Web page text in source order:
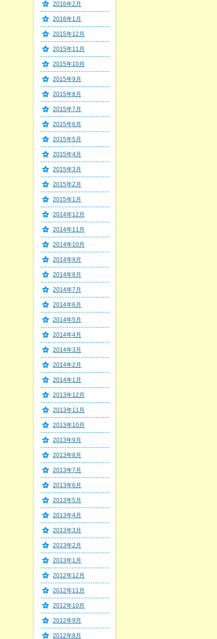
2016年2月
2016年1月
2015年12月
2015年11月
2015年10月
2015年9月
2015年8月
2015年7月
2015年6月
2015年5月
2015年4月
2015年3月
2015年2月
2015年1月
2014年12月
2014年11月
2014年10月
2014年9月
2014年8月
2014年7月
2014年6月
2014年5月
2014年4月
2014年3月
2014年2月
2014年1月
2013年12月
2013年11月
2013年10月
2013年9月
2013年8月
2013年7月
2013年6月
2013年5月
2013年4月
2013年3月
2013年2月
2013年1月
2012年12月
2012年11月
2012年10月
2012年9月
2012年8月